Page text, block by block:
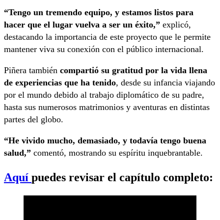
“Tengo un tremendo equipo, y estamos listos para
hacer que el lugar vuelva a ser un éxito,” explicó,
destacando la importancia de este proyecto que le permite
mantener viva su conexión con el público internacional.
Piñera también compartió su gratitud por la vida llena
de experiencias que ha tenido, desde su infancia viajando
por el mundo debido al trabajo diplomático de su padre,
hasta sus numerosos matrimonios y aventuras en distintas
partes del globo.
“He vivido mucho, demasiado, y todavía tengo buena
salud,” comentó, mostrando su espíritu inquebrantable.
Aquí puedes revisar el capítulo completo: